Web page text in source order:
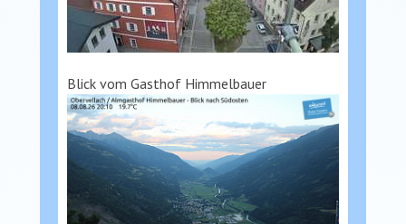
Blick vom Gasthof Himmelbauer